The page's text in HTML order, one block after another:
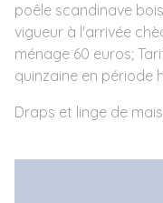
poêle scandinave
vigueur à l'arrivée
ménage 60 euros;
quinzaine en période
Draps et linge de